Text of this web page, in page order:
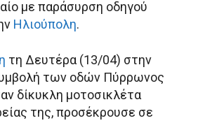
με παράσυρση οδηγού
Ηλιούπολη.
τη Δευτέρα (13/04) στην
των οδών Πύρρωνος
δίκυκλη μοτοσικλέτα
της, προσέκρουσε σε